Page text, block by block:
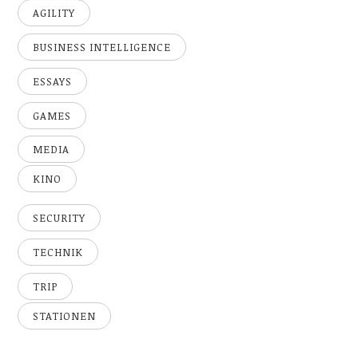
AGILITY
BUSINESS INTELLIGENCE
ESSAYS
GAMES
MEDIA
KINO
SECURITY
TECHNIK
TRIP
STATIONEN